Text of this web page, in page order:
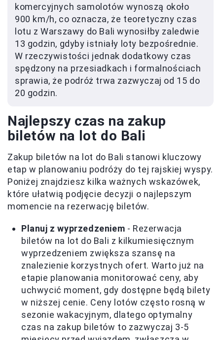
komercyjnych samolotów wynoszą około
900 km/h, co oznacza, że teoretyczny czas
lotu z Warszawy do Bali wynosiłby zaledwie
13 godzin, gdyby istniały loty bezpośrednie.
W rzeczywistości jednak dodatkowy czas
spędzony na przesiadkach i formalnościach
sprawia, że podróż trwa zazwyczaj od 15 do
20 godzin.
Najlepszy czas na zakup
biletów na lot do Bali
Zakup biletów na lot do Bali stanowi kluczowy
etap w planowaniu podróży do tej rajskiej wyspy.
Poniżej znajdziesz kilka ważnych wskazówek,
które ułatwią podjęcie decyzji o najlepszym
momencie na rezerwację biletów.
Planuj z wyprzedzeniem - Rezerwacja
biletów na lot do Bali z kilkumiesięcznym
wyprzedzeniem zwiększa szansę na
znalezienie korzystnych ofert. Warto już na
etapie planowania monitorować ceny, aby
uchwycić moment, gdy dostępne będą bilety
w niższej cenie. Ceny lotów często rosną w
sezonie wakacyjnym, dlatego optymalny
czas na zakup biletów to zazwyczaj 3-5